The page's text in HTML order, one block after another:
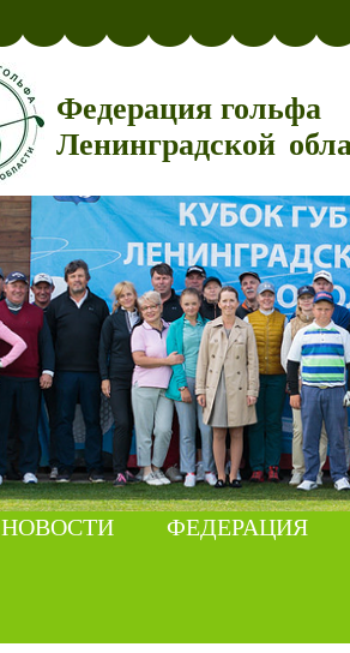
Федерация гольфа
Ленинградской
НОВОСТИ ФЕДЕРАЦИЯ